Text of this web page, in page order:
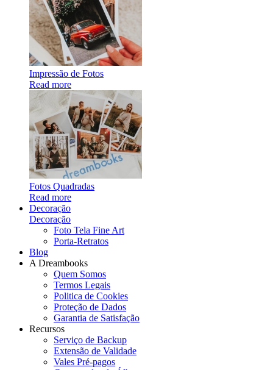
Impressão de Fotos
Read more
Fotos Quadradas
Read more
Decoração
Decoração
Foto Tela Fine Art
Porta-Retratos
Blog
A Dreambooks
Quem Somos
Termos Legais
Politica de Cookies
Proteção de Dados
Garantia de Satisfação
Recursos
Serviço de Backup
Extensão de Validade
Vales Pré-pagos